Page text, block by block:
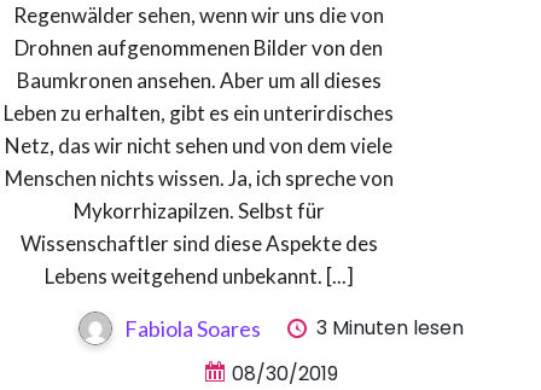
Regenwälder sehen, wenn wir uns die von
Drohnen aufgenommenen Bilder von den
Baumkronen ansehen. Aber um all dieses
Leben zu erhalten, gibt es ein unterirdisches
Netz, das wir nicht sehen und von dem viele
Menschen nichts wissen. Ja, ich spreche von
Mykorrhizapilzen. Selbst für
Wissenschaftler sind diese Aspekte des
Lebens weitgehend unbekannt. [...]
Fabiola Soares
3 Minuten lesen
08/30/2019